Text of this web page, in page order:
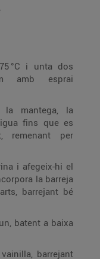
°C i unta dos
amb esprai
mantega, la
fins que es
remenant per
i afegeix-hi el
la barreja
barrejant bé
batent a baixa
barrejant